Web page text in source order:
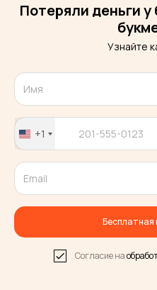
Потеряли деньги у
Узнайте
United
States
+1
Бесплатная
Согласие на